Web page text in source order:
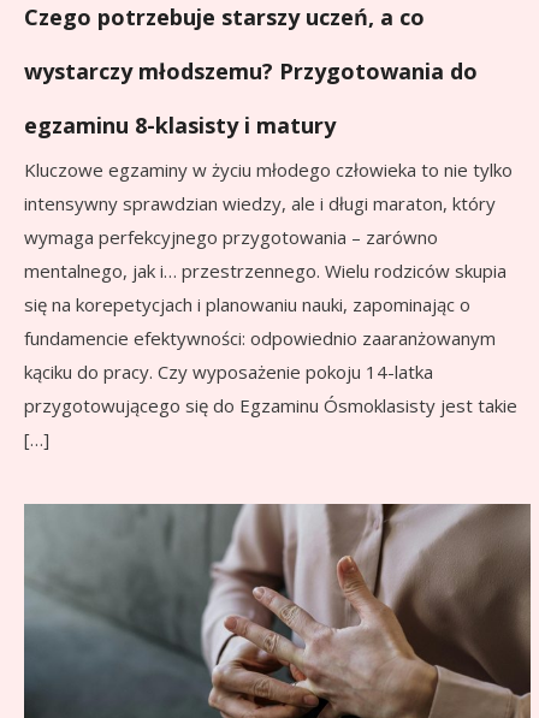
Czego potrzebuje starszy uczeń, a co
wystarczy młodszemu? Przygotowania do
egzaminu 8-klasisty i matury
Kluczowe egzaminy w życiu młodego człowieka to nie tylko
intensywny sprawdzian wiedzy, ale i długi maraton, który
wymaga perfekcyjnego przygotowania – zarówno
mentalnego, jak i… przestrzennego. Wielu rodziców skupia
się na korepetycjach i planowaniu nauki, zapominając o
fundamencie efektywności: odpowiednio zaaranżowanym
kąciku do pracy. Czy wyposażenie pokoju 14-latka
przygotowującego się do Egzaminu Ósmoklasisty jest takie
[…]